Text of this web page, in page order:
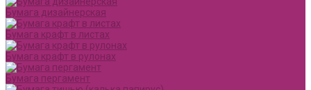
Бумага дизайнерская
Бумага крафт в листах
Бумага крафт в рулонах
Бумага пергамент